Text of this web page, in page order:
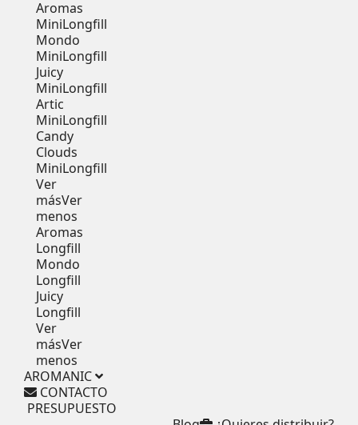
Aromas
MiniLongfill
Mondo
MiniLongfill
Juicy
MiniLongfill
Artic
MiniLongfill
Candy
Clouds
MiniLongfill
Ver
másVer
menos
Aromas
Longfill
Mondo
Longfill
Juicy
Longfill
Ver
másVer
menos
AROMANIC
CONTACTO
PRESUPUESTO